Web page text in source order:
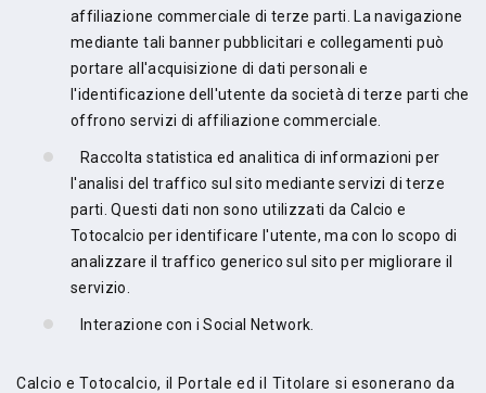
affiliazione commerciale di terze parti. La navigazione
mediante tali banner pubblicitari e collegamenti può
portare all'acquisizione di dati personali e
l'identificazione dell'utente da società di terze parti che
offrono servizi di affiliazione commerciale.
Raccolta statistica ed analitica di informazioni per
l'analisi del traffico sul sito mediante servizi di terze
parti. Questi dati non sono utilizzati da Calcio e
Totocalcio per identificare l'utente, ma con lo scopo di
analizzare il traffico generico sul sito per migliorare il
servizio.
Interazione con i Social Network.
Calcio e Totocalcio, il Portale ed il Titolare si esonerano da